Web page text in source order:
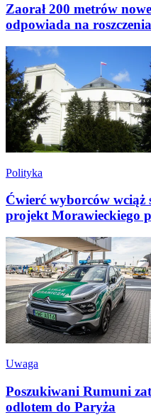
Zaorał 200 metrów
odpowiada na
Polityka
Ćwierć wyborców
projekt Morawieckiego
Uwaga
Poszukiwani Rumuni
odlotem do Paryża